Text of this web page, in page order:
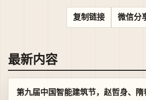
复制链接 微信分
最新内容
第九届中国智能建筑节，赵哲身、